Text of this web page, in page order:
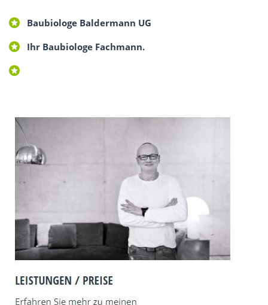
Baubiologe Baldermann UG
Ihr Baubiologe Fachmann.